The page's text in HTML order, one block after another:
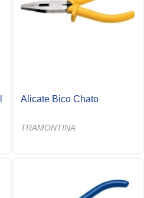
Alicate Bico Chato
TRAMONTINA